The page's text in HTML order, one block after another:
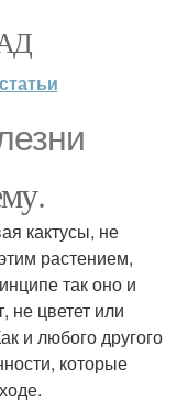
статьи
кактусы, не
растением,
так оно и
не цветет или
и любого другого
которые